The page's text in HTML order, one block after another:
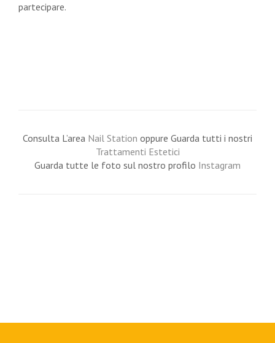
partecipare.
Consulta L’area Nail Station oppure Guarda tutti i nostri
Trattamenti Estetici
Guarda tutte le foto sul nostro profilo Instagram